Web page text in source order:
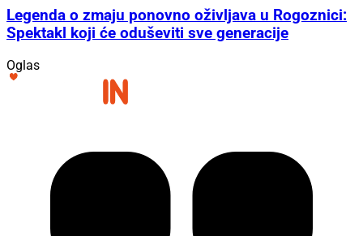
Legenda o zmaju ponovno oživljava u Rogoznici:
Spektakl koji će oduševiti sve generacije
Oglas